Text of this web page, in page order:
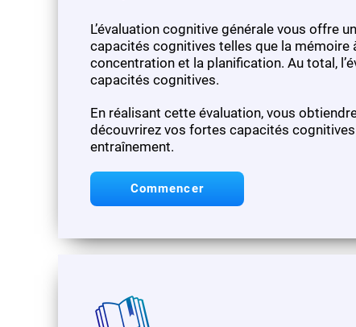
L’évaluation cognitive générale vous offre
capacités cognitives telles que la
concentration et la planification. Au total,
capacités cognitives.
En réalisant cette évaluation, vous
découvrirez vos fortes capacités
entraînement.
Commencer